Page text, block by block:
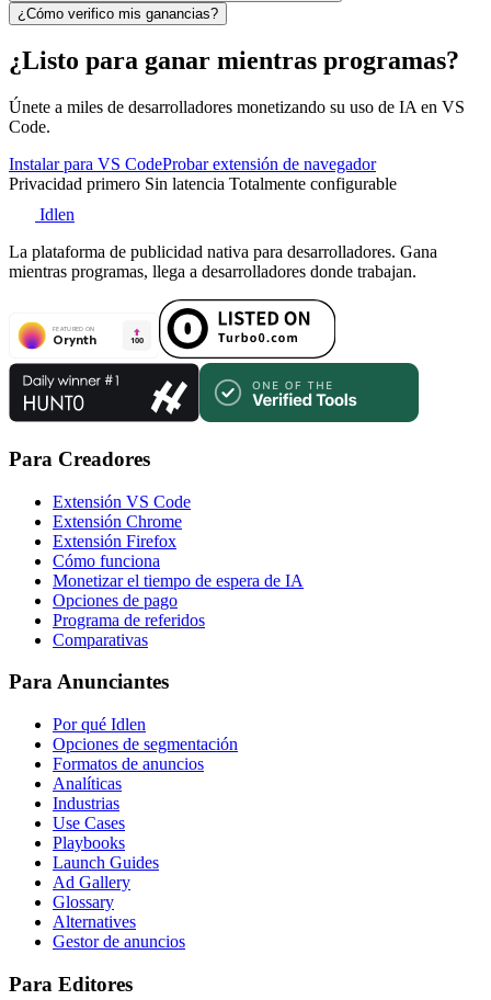
¿Cómo verifico mis ganancias?
¿Listo para ganar mientras programas?
Únete a miles de desarrolladores monetizando su uso de IA en VS
Code.
Instalar para VS CodeProbar extensión de navegador
Privacidad primero Sin latencia Totalmente configurable
Idlen
La plataforma de publicidad nativa para desarrolladores. Gana
mientras programas, llega a desarrolladores donde trabajan.
Para Creadores
Extensión VS Code
Extensión Chrome
Extensión Firefox
Cómo funciona
Monetizar el tiempo de espera de IA
Opciones de pago
Programa de referidos
Comparativas
Para Anunciantes
Por qué Idlen
Opciones de segmentación
Formatos de anuncios
Analíticas
Industrias
Use Cases
Playbooks
Launch Guides
Ad Gallery
Glossary
Alternatives
Gestor de anuncios
Para Editores